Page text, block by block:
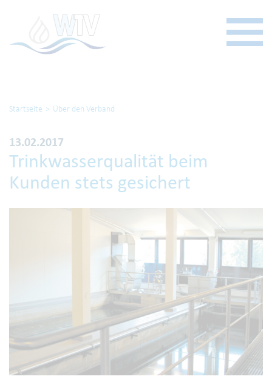
Startseite Über den Verband
13.02.2017
Trinkwasserqualität beim
Kunden stets gesichert